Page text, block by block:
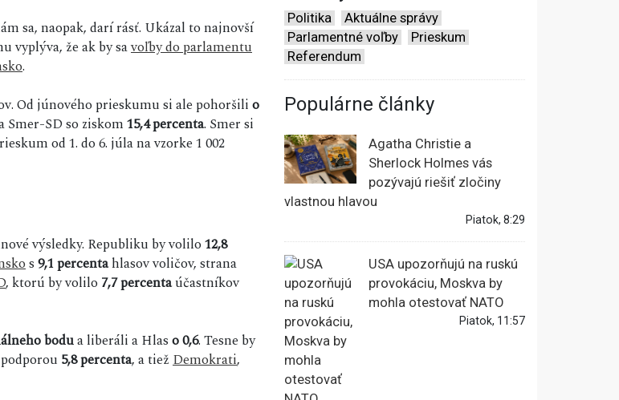
sa, naopak, darí rásť. Ukázal to najnovší
vyplýva, že ak by savoľby do parlamentu
.
Od júnového prieskumu si ale pohoršilio
Smer-SD so ziskom15,4 percenta. Smer si
od 1. do 6. júla na vzorke 1 002
výsledky. Republiku by volilo12,8
s9,1 percentahlasov voličov, strana
, ktorú by volilo 7,7 percentaúčastníkov
bodua liberáli a Hlaso 0,6. Tesne by
5,8 percenta, a tiežDemokrati,
Politika
Aktuálne správy
Parlamentné voľby
Prieskum
Referendum
Populárne články
Agatha Christie a
Sherlock Holmes vás
pozývajú riešiť zločiny
vlastnou hlavou
Piatok, 8:29
USA upozorňujú na ruskú
provokáciu, Moskva by
mohla otestovať NATO
Piatok, 11:57